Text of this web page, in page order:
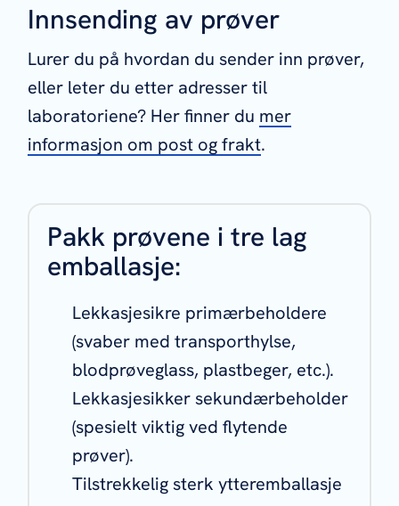
Innsending av prøver
Lurer du på hvordan du sender inn prøver,
eller leter du etter adresser til
laboratoriene? Her finner du mer
informasjon om post og frakt.
Pakk prøvene i tre lag
emballasje:
Lekkasjesikre primærbeholdere
(svaber med transporthylse,
blodprøveglass, plastbeger, etc.).
Lekkasjesikker sekundærbeholder
(spesielt viktig ved flytende
prøver).
Tilstrekkelig sterk ytteremballasje